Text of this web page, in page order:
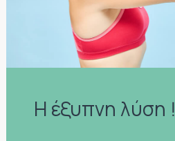
Η έξυπνη λύση !